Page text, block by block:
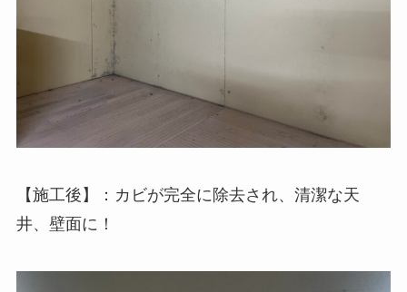
【施工後】：カビが完全に除去され、清潔な天
井、壁面に！